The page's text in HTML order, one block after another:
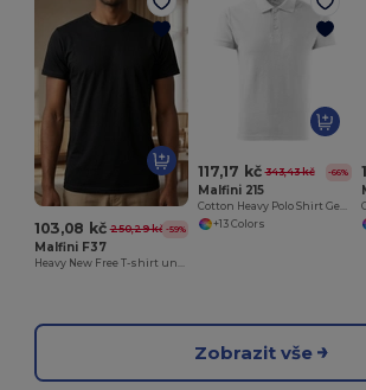
103,08 kč 250,29 kč -59%
Malfini F37
Heavy New Free T-shirt unisex
117,17 kč 343,43 kč -66%
Malfini 215
Cotton Heavy Polo Shirt Gents
+13 Colors
Zobrazit vše